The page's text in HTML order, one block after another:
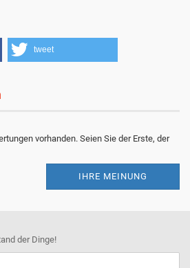
tweet
vorhanden. Seien Sie der Erste, der
IHRE MEINUNG
der Dinge!